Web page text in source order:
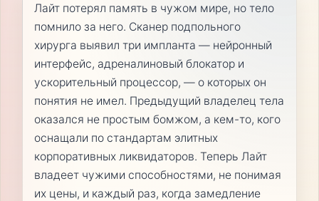
Лайт потерял память в чужом мире, но тело
помнило за него. Сканер подпольного
хирурга выявил три импланта — нейронный
интерфейс, адреналиновый блокатор и
ускорительный процессор, — о которых он
понятия не имел. Предыдущий владелец тела
оказался не простым бомжом, а кем-то, кого
оснащали по стандартам элитных
корпоративных ликвидаторов. Теперь Лайт
владеет чужими способностями, не понимая
их цены, и каждый раз, когда замедление